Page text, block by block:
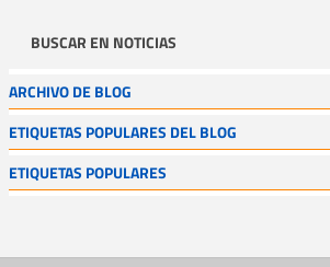
BUSCAR EN NOTICIAS
ARCHIVO DE BLOG
ETIQUETAS POPULARES DEL BLOG
ETIQUETAS POPULARES